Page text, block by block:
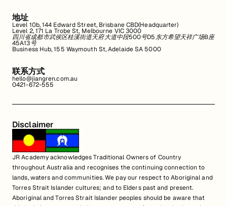
地址
Level 10b, 144 Edward Street, Brisbane CBD(Headquarter)
Level 2, 171 La Trobe St, Melbourne VIC 3000
四川省成都市武侯区桂溪街道天府大道中段500号D5东方希望天祥广场B座
45A13号
Business Hub, 155 Waymouth St, Adelaide SA 5000
联系方式
hello@jiangren.com.au
0421-672-555
Disclaimer
JR Academy acknowledges Traditional Owners of Country
throughout Australia and recognises the continuing connection to
lands, waters and communities. We pay our respect to Aboriginal and
Torres Strait Islander cultures; and to Elders past and present.
Aboriginal and Torres Strait Islander peoples should be aware that